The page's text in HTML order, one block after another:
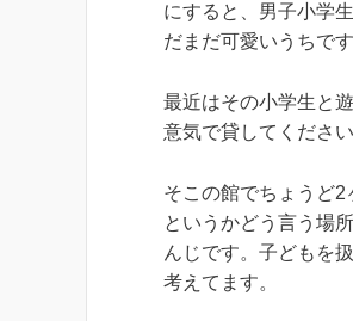
にすると、男子小学
だまだ可愛いうちです
最近はその小学生と
意気で貸してくださ
そこの館でちょうど2
というかどう言う場
んじです。子どもを
考えてます。